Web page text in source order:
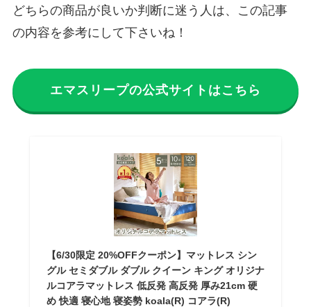
どちらの商品が良いか判断に迷う人は、この記事
の内容を参考にして下さいね！
エマスリープの公式サイトはこちら
【6/30限定 20%OFFクーポン】マットレス シン
グル セミダブル ダブル クイーン キング オリジナ
ルコアラマットレス 低反発 高反発 厚み21cm 硬
め 快適 寝心地 寝姿勢 koala(R) コアラ(R)